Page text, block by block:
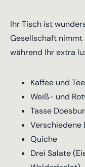
Ihr Tisch ist
Gesellschaft nimmt
während Ihr extra
Kaffee und
Weiß- und
Tasse
Verschiedene
Quiche
Drei Salate